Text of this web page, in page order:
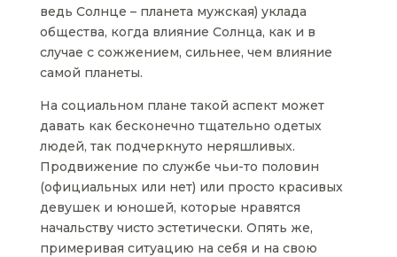
ведь Солнце – планета мужская) уклада
общества, когда влияние Солнца, как и в
случае с сожжением, сильнее, чем влияние
самой планеты.
На социальном плане такой аспект может
давать как бесконечно тщательно одетых
людей, так подчеркнуто неряшливых.
Продвижение по службе чьи-то половин
(официальных или нет) или просто красивых
девушек и юношей, которые нравятся
начальству чисто эстетически. Опять же,
примеривая ситуацию на себя и на свою